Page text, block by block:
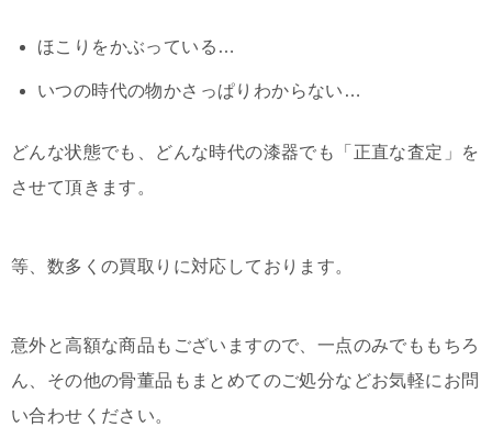
ほこりをかぶっている…
いつの時代の物かさっぱりわからない…
どんな状態でも、どんな時代の漆器でも「正直な査定」を
させて頂きます。
等、数多くの買取りに対応しております。
意外と高額な商品もございますので、一点のみでももちろ
ん、その他の骨董品もまとめてのご処分などお気軽にお問
い合わせください。